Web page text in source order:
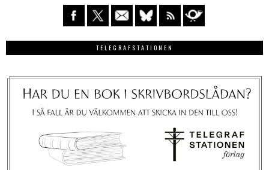
TELEGRAFSTATIONEN